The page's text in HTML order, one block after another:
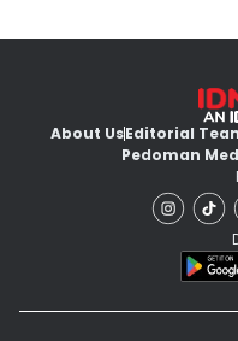
About UsEditorial
Pedoman